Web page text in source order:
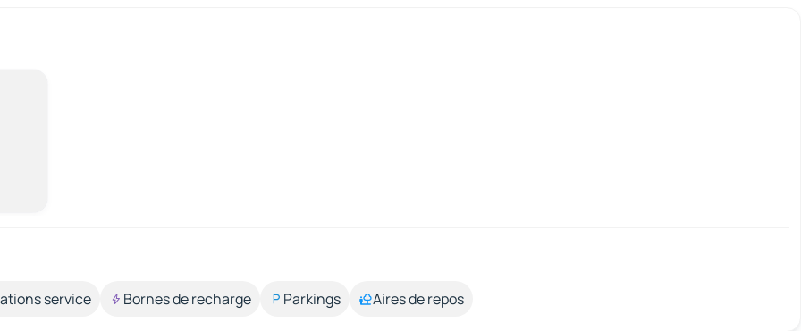
service Bornes de recharge Parkings Aires de repos